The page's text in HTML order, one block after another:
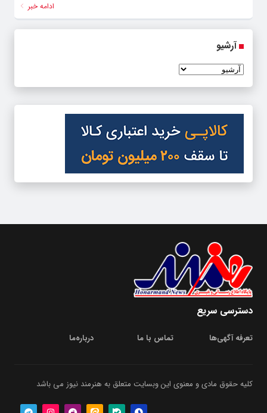
ادامه خبر
آرشیو
دسترسی سریع
تعرفه آگهی‌ها تماس با ما درباره‌‌ما
کلیه حقوق مادی و معنوی این وبسایت متعلق به هنرمند نیوز می باشد